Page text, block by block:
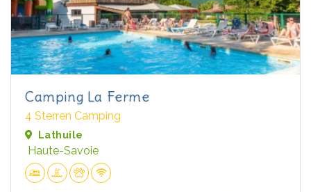
Camping La Ferme
4 Sterren Camping
Lathuile
Haute-Savoie